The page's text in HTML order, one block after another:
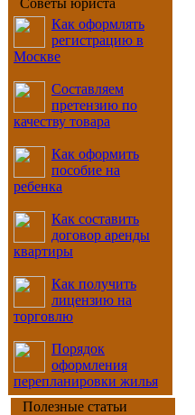
Советы юриста
Как оформлять
регистрацию в
Москве
Составляем
претензию по
качеству товара
Как оформить
пособие на
ребенка
Как составить
договор аренды
квартиры
Как получить
лицензию на
торговлю
Порядок
оформления
перепланировки жилья
Полезные статьи